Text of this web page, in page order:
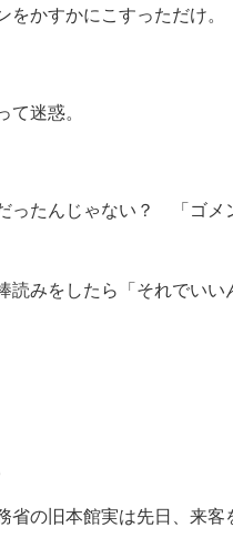
かすかにこすっただけ。
迷惑。
ったんじゃない？ 「ゴメ
読みをしたら「それでいい
省の旧本館実は先日、来客